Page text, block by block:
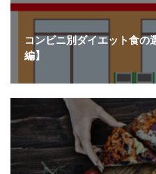
コンビニ別ダイエット食の
編】